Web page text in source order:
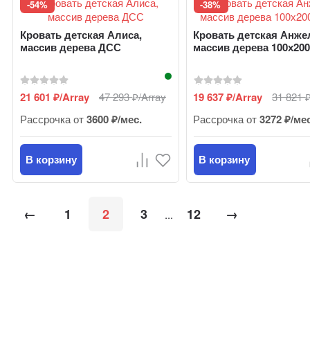
-54%
Кровать детская Алиса,
массив дерева ДСС
21 601₽/Array 47 293₽/Array
Рассрочка от3600 ₽/мес.
В корзину
-38%
Кровать детская
массив дерева
19 637₽/Array 31 821
Рассрочка от3272 ₽/
В корзину
← 1 2 3 ... 12 →